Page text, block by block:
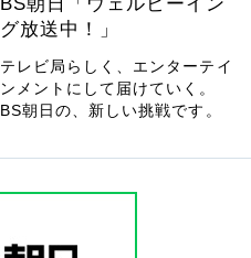
グ放送中！」
テレビ局らしく、エンターテイ
ンメントにして届けていく。
BS朝日の、新しい挑戦です。